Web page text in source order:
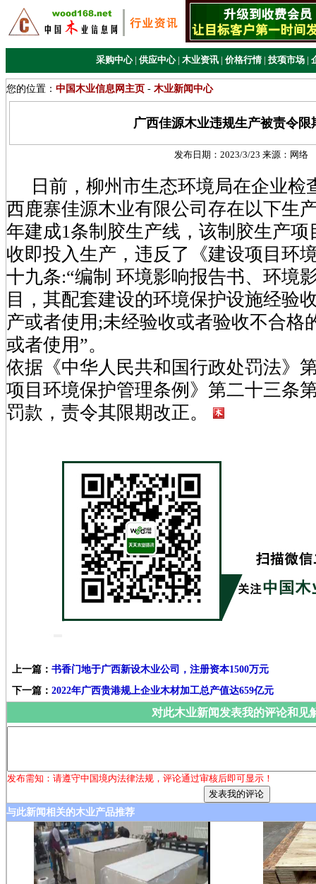
采购中心 | 供应中心 | 木业资讯 | 价格行情 | 技项市场 |
您的位置： 中国木业信息网主页 - 木业新闻中心
广西佳源木业违规生产被责令限
发布日期：2023/3/23 来源： 网络
日前，柳州市生态环境局在企业检
西鹿寨佳源木业有限公司存在以下生
年建成1条制胶生产线，该制胶生产
收即投入生产，违反了《建设项目环
十九条:“编制 环境影响报告书、环境
目，其配套建设的环境保护设施经验
产或者使用;未经验收或者验收不合格
或者使用”。
依据《中华人民共和国行政处罚法》
项目环境保护管理条例》第二十三条
罚款，责令其限期改正。
上一篇： 书香门地于广西新设木业公司，注册资本1500万元
下一篇： 2022年广西贵港规上企业木材加工总产值达659亿元
对此木业新闻发表我的评论和见
发布需知：请遵守中国境内法律法规，评论通过审核后即可显示！
与此新闻相关的木业产品推荐